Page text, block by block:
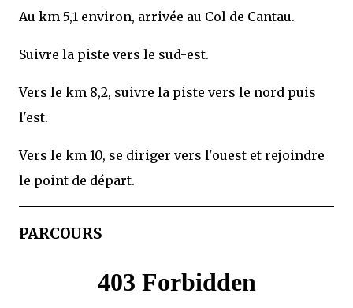
Au km 5,1 environ, arrivée au Col de Cantau.
Suivre la piste vers le sud-est.
Vers le km 8,2, suivre la piste vers le nord puis
l'est.
Vers le km 10, se diriger vers l'ouest et rejoindre
le point de départ.
PARCOURS